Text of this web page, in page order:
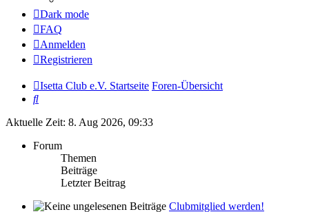
Dark mode
FAQ
Anmelden
Registrieren
Isetta Club e.V. Startseite Foren-Übersicht
Suche
Aktuelle Zeit: 8. Aug 2026, 09:33
Forum
Themen
Beiträge
Letzter Beitrag
Clubmitglied werden!